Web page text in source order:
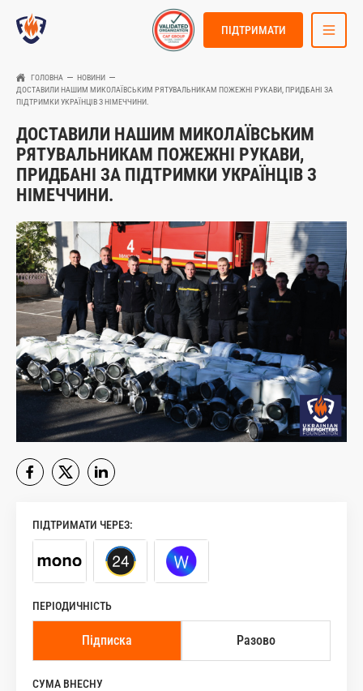
ПІДТРИМАТИ
ГОЛОВНА
НОВИНИ
ДОСТАВИЛИ НАШИМ МИКОЛАЇВСЬКИМ РЯТУВАЛЬНИКАМ ПОЖЕЖНІ РУКАВИ, ПРИДБАНІ ЗА
ПІДТРИМКИ УКРАЇНЦІВ З НІМЕЧЧИНИ.
ДОСТАВИЛИ НАШИМ МИКОЛАЇВСЬКИМ
РЯТУВАЛЬНИКАМ ПОЖЕЖНІ РУКАВИ,
ПРИДБАНІ ЗА ПІДТРИМКИ УКРАЇНЦІВ З
НІМЕЧЧИНИ.
ПІДТРИМАТИ ЧЕРЕЗ:
ПЕРІОДИЧНІСТЬ
Підписка Разово
СУМА ВНЕСНУ